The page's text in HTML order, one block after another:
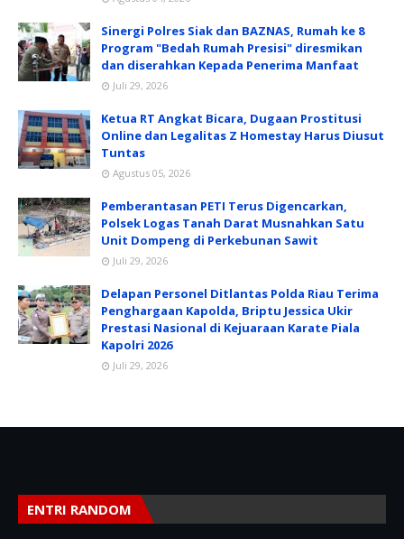
Sinergi Polres Siak dan BAZNAS, Rumah ke 8
Program "Bedah Rumah Presisi" diresmikan
dan diserahkan Kepada Penerima Manfaat
Juli 29, 2026
Ketua RT Angkat Bicara, Dugaan Prostitusi
Online dan Legalitas Z Homestay Harus Diusut
Tuntas
Agustus 05, 2026
Pemberantasan PETI Terus Digencarkan,
Polsek Logas Tanah Darat Musnahkan Satu
Unit Dompeng di Perkebunan Sawit
Juli 29, 2026
Delapan Personel Ditlantas Polda Riau Terima
Penghargaan Kapolda, Briptu Jessica Ukir
Prestasi Nasional di Kejuaraan Karate Piala
Kapolri 2026
Juli 29, 2026
ENTRI RANDOM